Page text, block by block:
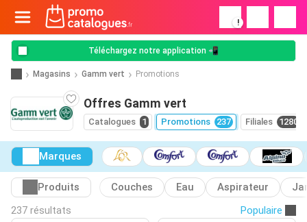
!
Téléchargez notre application 📲
Magasins Gamm vert Promotions
Offres Gamm vert
Catalogues 1 Promotions 237 Filiales 1280
Marques
Produits Couches Eau Aspirateur
237 résultats
Populaire